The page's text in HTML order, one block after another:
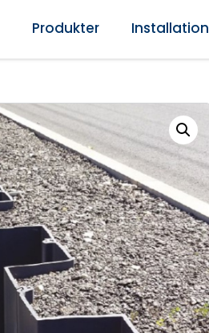
Produkter Installation